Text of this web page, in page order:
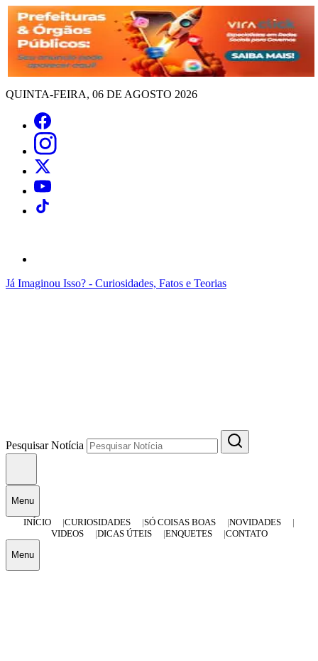
QUINTA-FEIRA, 06 DE AGOSTO 2026
Já Imaginou Isso? - Curiosidades, Fatos e Teorias
Pesquisar Notícia
Menu
INÍCIO
CURIOSIDADES SÓ COISAS BOAS
NOVIDADES
VIDEOS
DICAS ÚTEIS ENQUETES CONTATO
Menu